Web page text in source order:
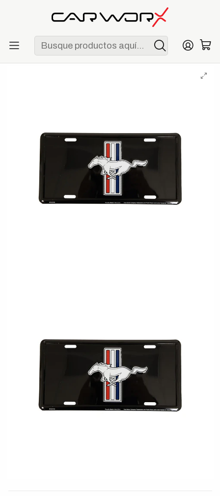
ENVÍO GRATIS POR COMPRAS MAYORES A S/ 250
Merchandising
Placa Decorativa Ford Mustang